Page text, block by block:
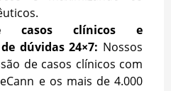
casos clínicos e
dúvidas 24×7: Nossos
de casos clínicos com
e os mais de 4.000